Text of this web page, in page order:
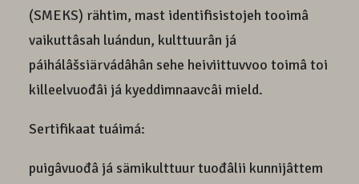
(SMEKS) rähtim, mast identifisistojeh tooimâ
vaikuttâsah luándun, kulttuurân já
páihálâšsiärvádâhân sehe heiviittuvvoo toimâ toi
killeelvuođâi já kyeddimnaavcâi mield.
Sertifikaat tuáimá:
puigâvuođâ já sämikulttuur tuođâlii kunnijâttem